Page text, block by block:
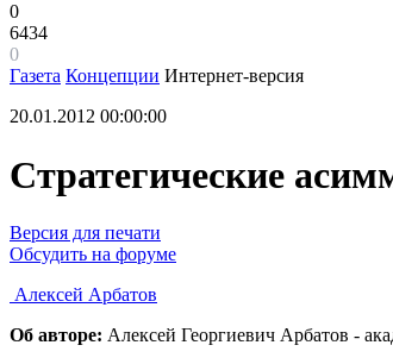
0
6434
0
Газета Концепции Интернет-версия
20.01.2012 00:00:00
Стратегические
Версия для печати
Обсудить на форуме
Алексей Арбатов
Об авторе: Алексей Георгиевич Арбатов -